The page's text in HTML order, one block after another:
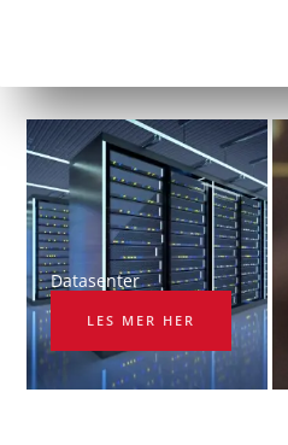
Datasenter
LES MER HER